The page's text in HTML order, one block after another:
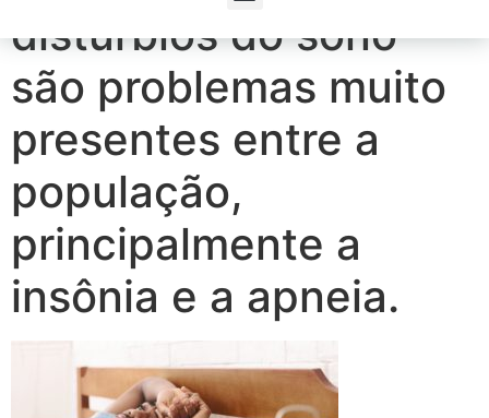
distúrbios do sono
são problemas muito
presentes entre a
população,
principalmente a
insônia e a apneia.